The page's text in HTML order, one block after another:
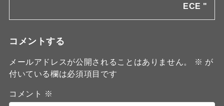
ECE "
コメントする
メールアドレスが公開されることはありません。 ※ が
付いている欄は必須項目です
コメント ※